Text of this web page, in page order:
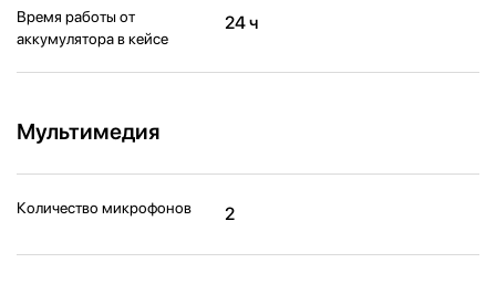
Время работы от
аккумулятора в кейсе
24 ч
Мультимедия
Количество микрофонов 2